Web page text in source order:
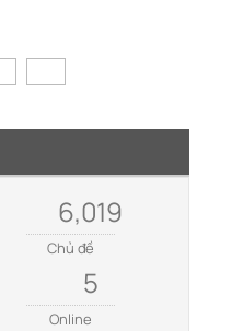
6,019
Chủ đề
5
Online